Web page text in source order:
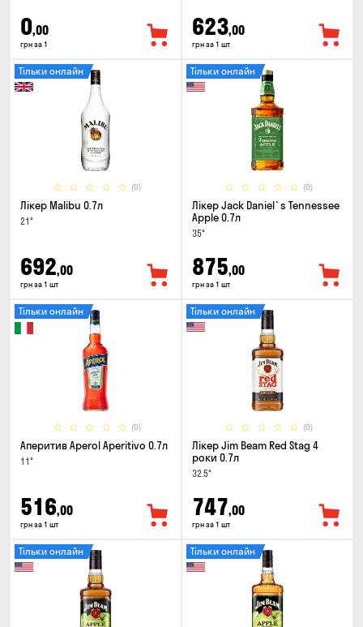
0,00
грн за 1
623,00
грн за 1 шт
(0)
Тільки онлайн
Лікер Malibu 0.7л
21°
692,00
грн за 1 шт
(0)
Тільки онлайн
Лікер Jack Daniel`s Tennessee
Apple 0.7л
35°
875,00
грн за 1 шт
(0)
Тільки онлайн
Аперитив Aperol Aperitivo 0.7л
11°
516,00
грн за 1 шт
(0)
Тільки онлайн
Лікер Jim Beam Red Stag 4
роки 0.7л
32.5°
747,00
грн за 1 шт
Тільки онлайн Тільки онлайн